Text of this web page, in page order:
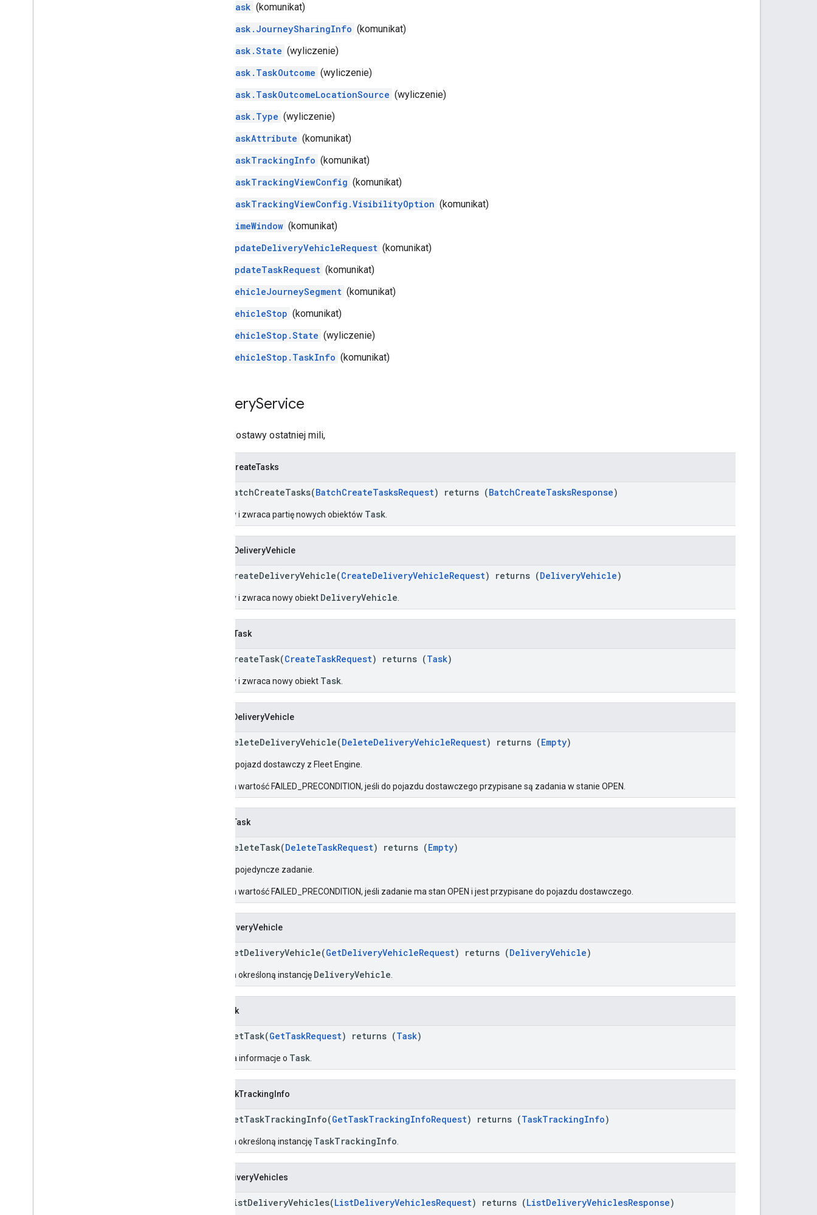
Task (komunikat)
Task.JourneySharingInfo (komunikat)
Task.State (wyliczenie)
Task.TaskOutcome (wyliczenie)
Task.TaskOutcomeLocationSource (wyliczenie)
Task.Type (wyliczenie)
TaskAttribute (komunikat)
TaskTrackingInfo (komunikat)
TaskTrackingViewConfig (komunikat)
TaskTrackingViewConfig.VisibilityOption (komunikat)
TimeWindow (komunikat)
UpdateDeliveryVehicleRequest (komunikat)
UpdateTaskRequest (komunikat)
VehicleJourneySegment (komunikat)
VehicleStop (komunikat)
VehicleStop.State (wyliczenie)
VehicleStop.TaskInfo (komunikat)
DeliveryService
usługi dostawy ostatniej mili,
BatchCreateTasks
rpc BatchCreateTasks(BatchCreateTasksRequest) returns (BatchCreateTasksResponse)
Tworzy i zwraca partię nowych obiektów Task
CreateDeliveryVehicle
rpc CreateDeliveryVehicle(CreateDeliveryVehicleRequest) returns (DeliveryVehicle)
Tworzy i zwraca nowy obiekt DeliveryVehicle
CreateTask
rpc CreateTask(CreateTaskRequest) returns (Task)
Tworzy i zwraca nowy obiekt Task
DeleteDeliveryVehicle
rpc DeleteDeliveryVehicle(DeleteDeliveryVehicleRequest) returns (Empty)
Usuwa pojazd dostawczy z Fleet Engine.
Zwraca wartość FAILED_PRECONDITION, jeśli do pojazdu dostawczego przypisane są zadania w stanie OPEN.
DeleteTask
rpc DeleteTask(DeleteTaskRequest) returns (Empty)
Usuwa pojedyncze zadanie.
Zwraca wartość FAILED_PRECONDITION, jeśli zadanie ma stan OPEN i jest przypisane do pojazdu dostawczego.
GetDeliveryVehicle
rpc GetDeliveryVehicle(GetDeliveryVehicleRequest) returns (DeliveryVehicle)
Zwraca określoną instancję DeliveryVehicle
GetTask
rpc GetTask(GetTaskRequest) returns (Task)
Pobiera informacje o Task
GetTaskTrackingInfo
rpc GetTaskTrackingInfo(GetTaskTrackingInfoRequest) returns (TaskTrackingInfo)
Zwraca określoną instancję TaskTrackingInfo
ListDeliveryVehicles
rpc ListDeliveryVehicles(ListDeliveryVehiclesRequest) returns (ListDeliveryVehiclesResponse)